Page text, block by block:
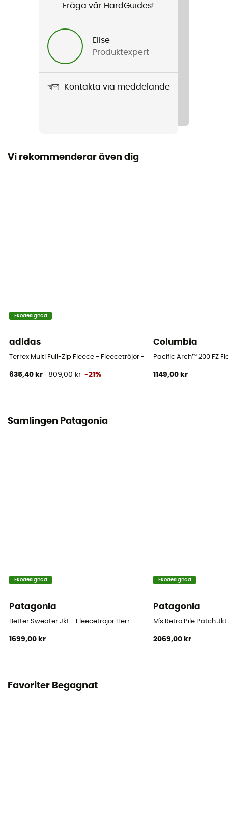
Retro Pile 1/2 Snap Pullover
Använd teknologi
Kapuschong
Midweight
Fråga vår HardGuides!
Elise
Produktexpert
Kontakta via meddelande
Vi rekommenderar även dig
Ekodesignad
adidas
Terrex Multi Full-Zip Fleece - Fleecetröjor - Herr
635,40 kr 809,00 kr -21%
Columbia
Pacific Arch™ 200 FZ
1149,00 kr
Samlingen Patagonia
Ekodesignad
Patagonia
Better Sweater Jkt - Fleecetröjor Herr
1699,00 kr
Ekodesignad
Patagonia
M's Retro Pile Patch
2069,00 kr
Favoriter Begagnat